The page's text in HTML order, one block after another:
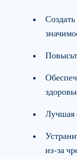
Лучшая
из-за